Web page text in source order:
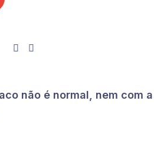
não é normal, nem com a